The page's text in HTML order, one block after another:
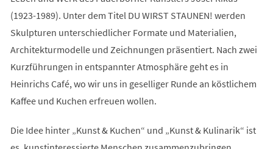
(1923-1989). Unter dem Titel DU WIRST STAUNEN! werden
Skulpturen unterschiedlicher Formate und Materialien,
Architekturmodelle und Zeichnungen präsentiert. Nach zwei
Kurzführungen in entspannter Atmosphäre geht es in
Heinrichs Café, wo wir uns in geselliger Runde an köstlichem
Kaffee und Kuchen erfreuen wollen.
Die Idee hinter „Kunst & Kuchen“ und „Kunst & Kulinarik“ ist